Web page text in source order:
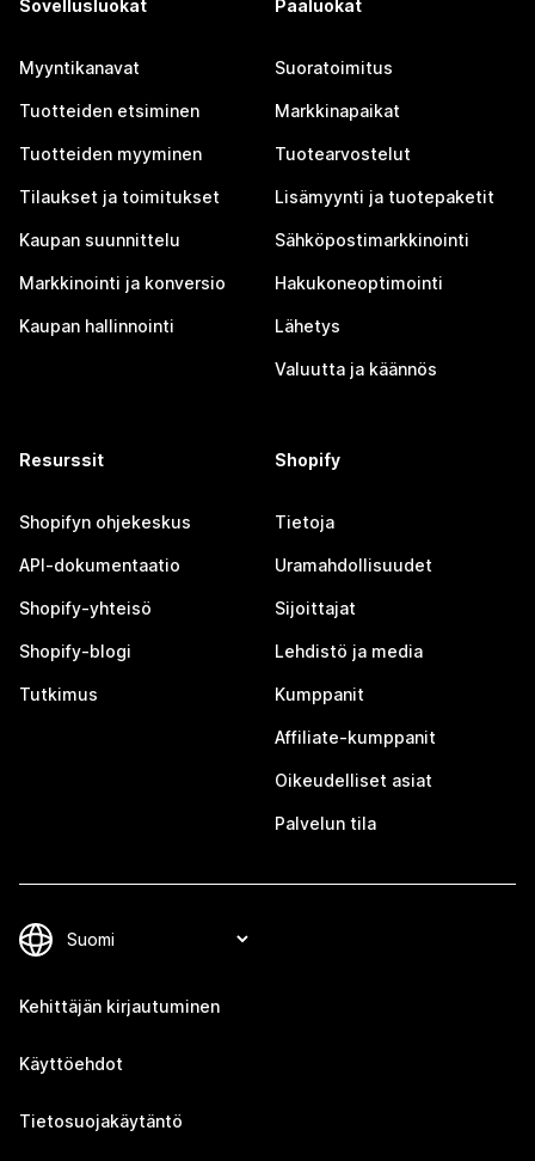
Sovellusluokat
Myyntikanavat
Tuotteiden etsiminen
Tuotteiden myyminen
Tilaukset ja toimitukset
Kaupan suunnittelu
Markkinointi ja konversio
Kaupan hallinnointi
Pääluokat
Suoratoimitus
Markkinapaikat
Tuotearvostelut
Lisämyynti ja tuotepaketit
Sähköpostimarkkinointi
Hakukoneoptimointi
Lähetys
Valuutta ja käännös
Resurssit
Shopifyn ohjekeskus
API-dokumentaatio
Shopify-yhteisö
Shopify-blogi
Tutkimus
Shopify
Tietoja
Uramahdollisuudet
Sijoittajat
Lehdistö ja media
Kumppanit
Affiliate-kumppanit
Oikeudelliset asiat
Palvelun tila
Kehittäjän kirjautuminen
Käyttöehdot
Tietosuojakäytäntö